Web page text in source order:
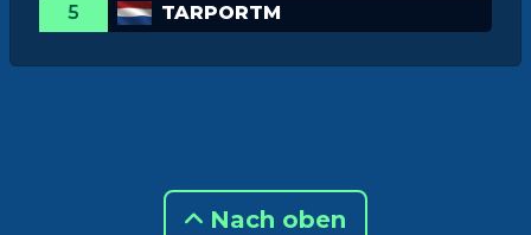
5
TARPORTM
Nach oben